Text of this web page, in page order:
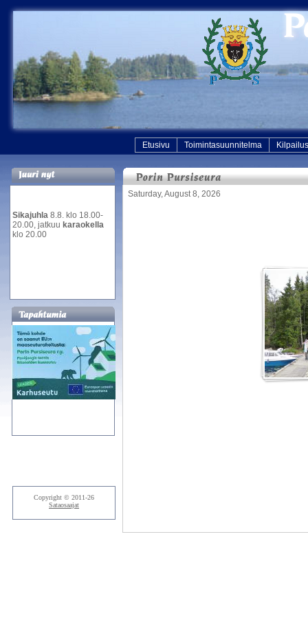
Sikajuhla 8.8. klo 18.00-
20.00, jatkuu karaokella
klo 20.00
Kuvia kesä 2025
Copyright © 2011-26
Sataosaajat
Saturday, August 8, 2026
Etusivu Toimintasuunnitelma